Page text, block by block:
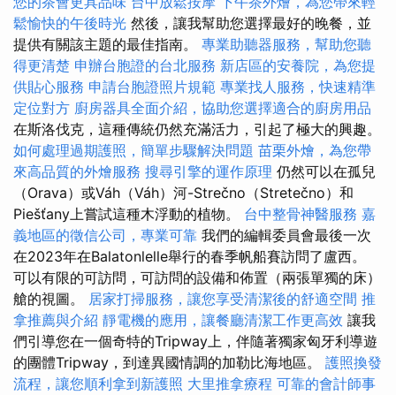
鬆愉快的午後時光 然後，讓我幫助您選擇最好的晚餐，並
提供有關該主題的最佳指南。 專業助聽器服務，幫助您聽
得更清楚 申辦台胞證的台北服務 新店區的安養院，為您提
供貼心服務 申請台胞證照片規範 專業找人服務，快速精準
定位對方 廚房器具全面介紹，協助您選擇適合的廚房用品
在斯洛伐克，這種傳統仍然充滿活力，引起了極大的興趣。
如何處理過期護照，簡單步驟解決問題 苗栗外燴，為您帶
來高品質的外燴服務 搜尋引擎的運作原理 仍然可以在孤兒
（Orava）或Váh（Váh）河-Strečno（Stretečno）和
Piešťany上嘗試這種木浮動的植物。 台中整骨神醫服務 嘉
義地區的徵信公司，專業可靠 我們的編輯委員會最後一次
在2023年在Balatonlelle舉行的春季帆船賽訪問了盧西。
可以有限的可訪問，可訪問的設備和佈置（兩張單獨的床）
艙的視圖。 居家打掃服務，讓您享受清潔後的舒適空間 推
拿推薦與介紹 靜電機的應用，讓餐廳清潔工作更高效 讓我
們引導您在一個奇特的Tripway上，伴隨著獨家匈牙利導遊
的團體Tripway，到達異國情調的加勒比海地區。 護照換發
流程，讓您順利拿到新護照 大里推拿療程 可靠的會計師事